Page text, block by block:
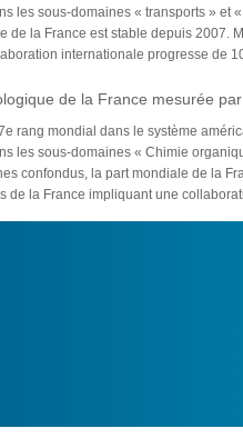
les sous-domaines « transports » et
de la France est stable depuis 2007.
internationale progresse de
de la France mesurée
rang mondial dans le système
les sous-domaines « Chimie
confondus, la part mondiale de la
de la France impliquant une